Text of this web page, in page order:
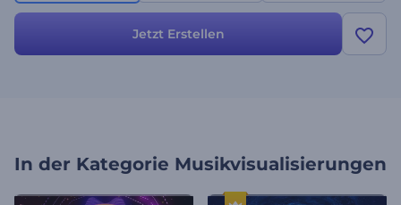
Dance, Hip-Hop, elektronische Musikpromotion und sogar für Live-
Audiostreams. Werden Sie kreativ und bringen Sie Ihre Musik mit
Jetzt Erstellen
In der Kategorie Musikvisualisierungen